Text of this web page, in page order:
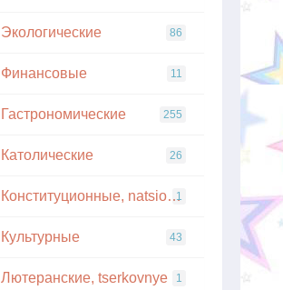
Экологические 86
Финансовые 11
Гастрономические 255
Католические 26
Конституционные, natsionalnye
1
Культурные 43
Лютеранские, tserkovnye 1